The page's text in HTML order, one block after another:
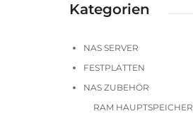
Kategorien
NAS SERVER
FESTPLATTEN
NAS ZUBEHÖR
RAM HAUPTSPEICHER